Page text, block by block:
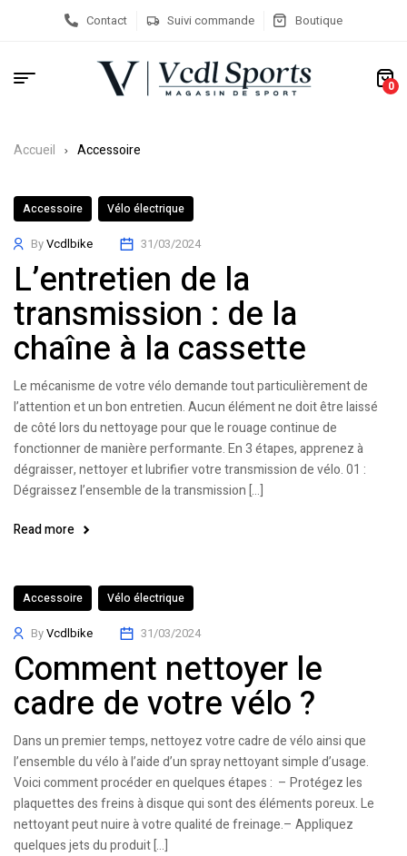
Contact Suivi commande Boutique
0
Accueil Accessoire
Accessoire Vélo électrique
ByVcdlbike 31/03/2024
L’entretien de la
transmission : de la
chaîne à la cassette
Le mécanisme de votre vélo demande tout particulièrement de
l’attention et un bon entretien. Aucun élément ne doit être laissé
de côté lors du nettoyage pour que le rouage continue de
fonctionner de manière performante. En 3 étapes, apprenez à
dégraisser, nettoyer et lubrifier votre transmission de vélo. 01 :
Dégraissez l’ensemble de la transmission […]
Read more
Accessoire Vélo électrique
ByVcdlbike 31/03/2024
Comment nettoyer le
cadre de votre vélo ?
Dans un premier temps, nettoyez votre cadre de vélo ainsi que
l’ensemble du vélo à l’aide d’un spray nettoyant simple d’usage.
Voici comment procéder en quelques étapes : – Protégez les
plaquettes des freins à disque qui sont des éléments poreux. Le
nettoyant peut nuire à votre qualité de freinage.– Appliquez
quelques jets du produit […]